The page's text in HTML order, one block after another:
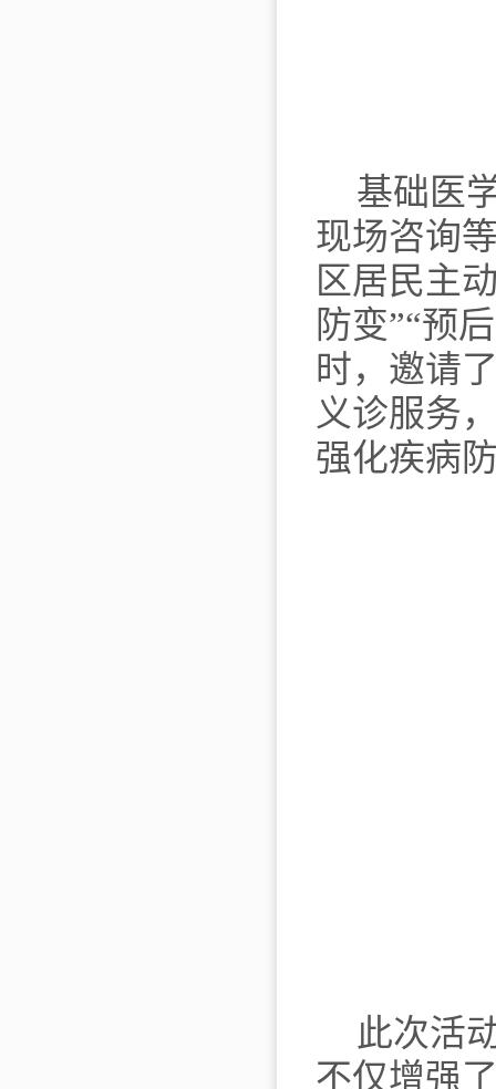
基础医
现场咨询
区居民主
防变”“预
时，邀请
义诊服务
强化疾病
此次活
不仅增强